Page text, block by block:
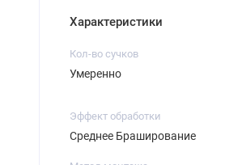
Характеристики
Кол-во сучков
Умеренно
Эффект обработки
Среднее Браширование